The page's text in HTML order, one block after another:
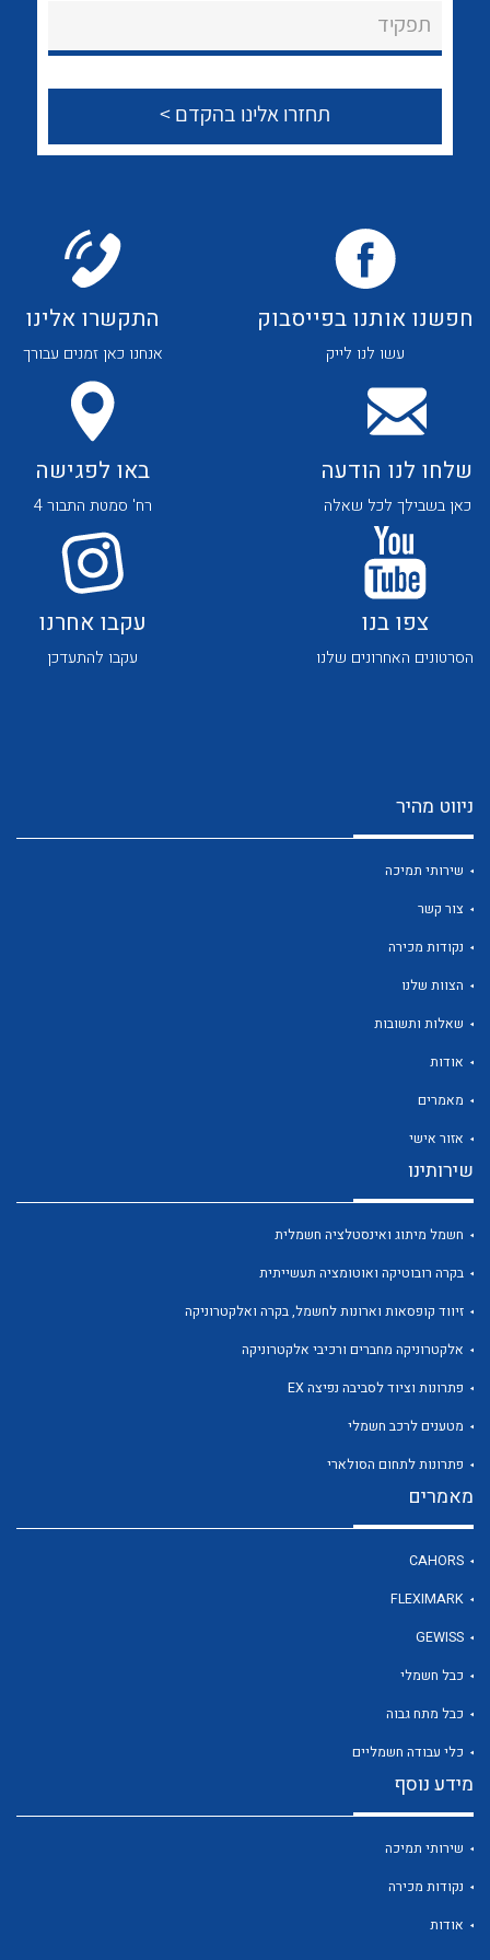
צור קשר
לכל מוצרי היצרן לכל מוצרי היצרן
לכל מוצרי היצרן
לכל מוצרי היצרן
תפקיד
חפשנו אותנו בפייסבוק
עשו לנו לייק
התקשרו אלינו
אנחנו כאן זמנים עבורך
שלחו לנו הודעה
כאן בשבילך לכל שאלה
באו לפגישה
רח' סמטת התבור 4
צפו בנו
הסרטונים האחרונים שלנו
עקבו אחרנו
עקבו להתעדכן
ניווט מהיר
שירותי תמיכה
צור קשר
נקודות מכירה
הצוות שלנו
שאלות ותשובות
אודות
מאמרים
אזור אישי
שירותינו
חשמל מיתוג ואינסטלציה חשמלית
בקרה רובוטיקה ואוטומציה תעשייתית
זיווד קופסאות וארונות לחשמל, בקרה ואלקטרוניקה
אלקטרוניקה מחברים ורכיבי אלקטרוניקה
פתרונות וציוד לסביבה נפיצה EX
מטענים לרכב חשמלי
פתרונות לתחום הסולארי
מאמרים
CAHORS
FLEXIMARK
GEWISS
כבל חשמלי
כבל מתח גבוה
כלי עבודה חשמליים
מידע נוסף
שירותי תמיכה
נקודות מכירה
אודות